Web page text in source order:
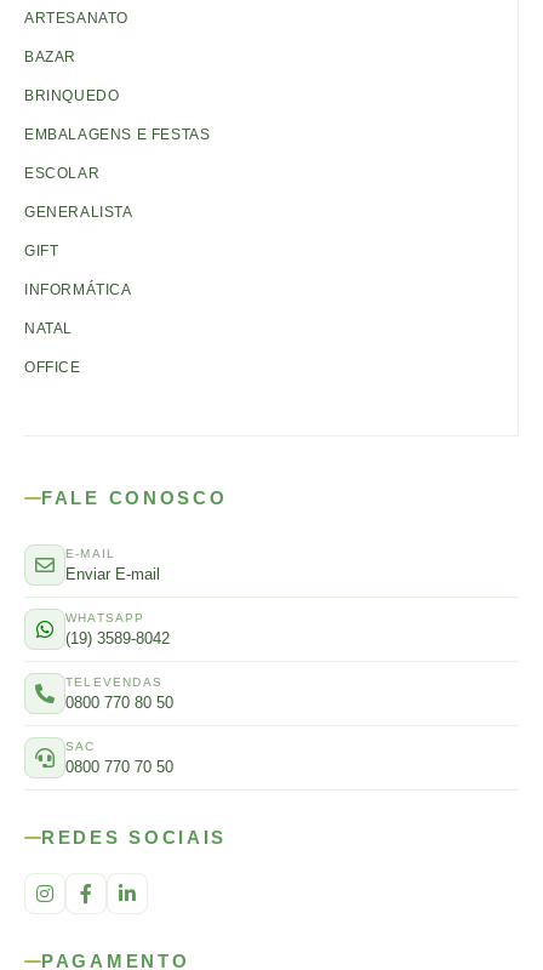
ARTESANATO
BAZAR
BRINQUEDO
EMBALAGENS E FESTAS
ESCOLAR
GENERALISTA
GIFT
INFORMÁTICA
NATAL
OFFICE
FALE CONOSCO
E-MAIL
Enviar E-mail
WHATSAPP
(19) 3589-8042
TELEVENDAS
0800 770 80 50
SAC
0800 770 70 50
REDES SOCIAIS
PAGAMENTO